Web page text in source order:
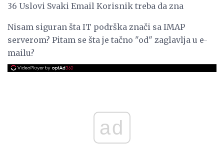
36 Uslovi Svaki Email Korisnik treba da zna
Nisam siguran šta IT podrška znači sa IMAP
serverom? Pitam se šta je tačno "od" zaglavlja u e-
mailu?
ad